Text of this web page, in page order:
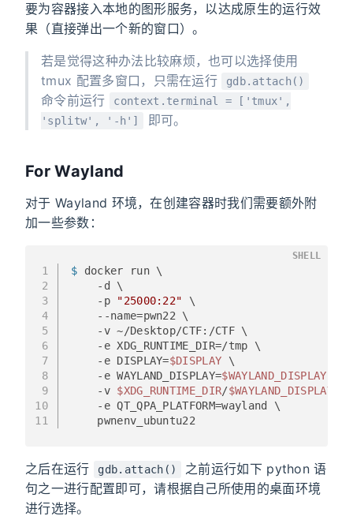
要为容器接入本地的图形服务，以达成原生的运行效
果（直接弹出一个新的窗口）。
若是觉得这种办法比较麻烦，也可以选择使用
tmux 配置多窗口，只需在运行
gdb.attach()
命令前运行
context.terminal = ['tmux',
'splitw', '-h']
即可。
For Wayland
对于 Wayland 环境，在创建容器时我们需要额外附
加一些参数：
1
2
3
4
5
6
7
8
9
10
11
$ docker run \
    -d \
    -p
"25000:22" \
    --name=pwn22 \
    -v ~/Desktop/CTF:/CTF \
    -e XDG_RUNTIME_DIR=/tmp \
    -e DISPLAY=
$DISPLAY \
    -e WAYLAND_DISPLAY=
$WAYLAND_DISPLAY
    -v
$XDG_RUNTIME_DIR/$WAYLAND_DISPLAY
    -e QT_QPA_PLATFORM=wayland \
    pwnenv_ubuntu22
SHELL
之后在运行 gdb.attach()
之前运行如下 python 语
句之一进行配置即可，请根据自己所使用的桌面环境
进行选择。